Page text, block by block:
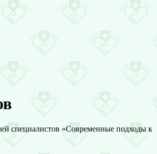
специалистов «Современные подходы к